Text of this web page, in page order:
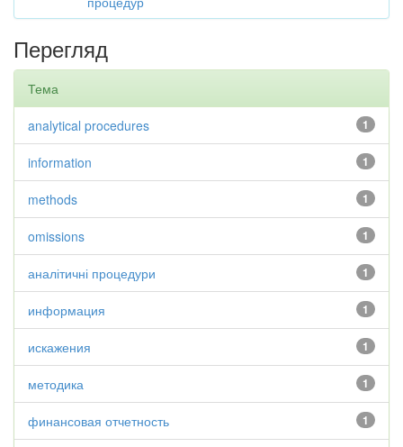
Перегляд
Тема
1
analytical procedures
1
information
1
methods
1
omissions
1
аналітичні процедури
1
информация
1
искажения
1
методика
1
финансовая отчетность